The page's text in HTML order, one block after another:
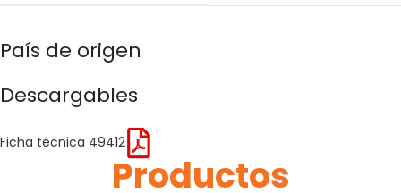
País de origen
Descargables
Ficha técnica 49412
Productos